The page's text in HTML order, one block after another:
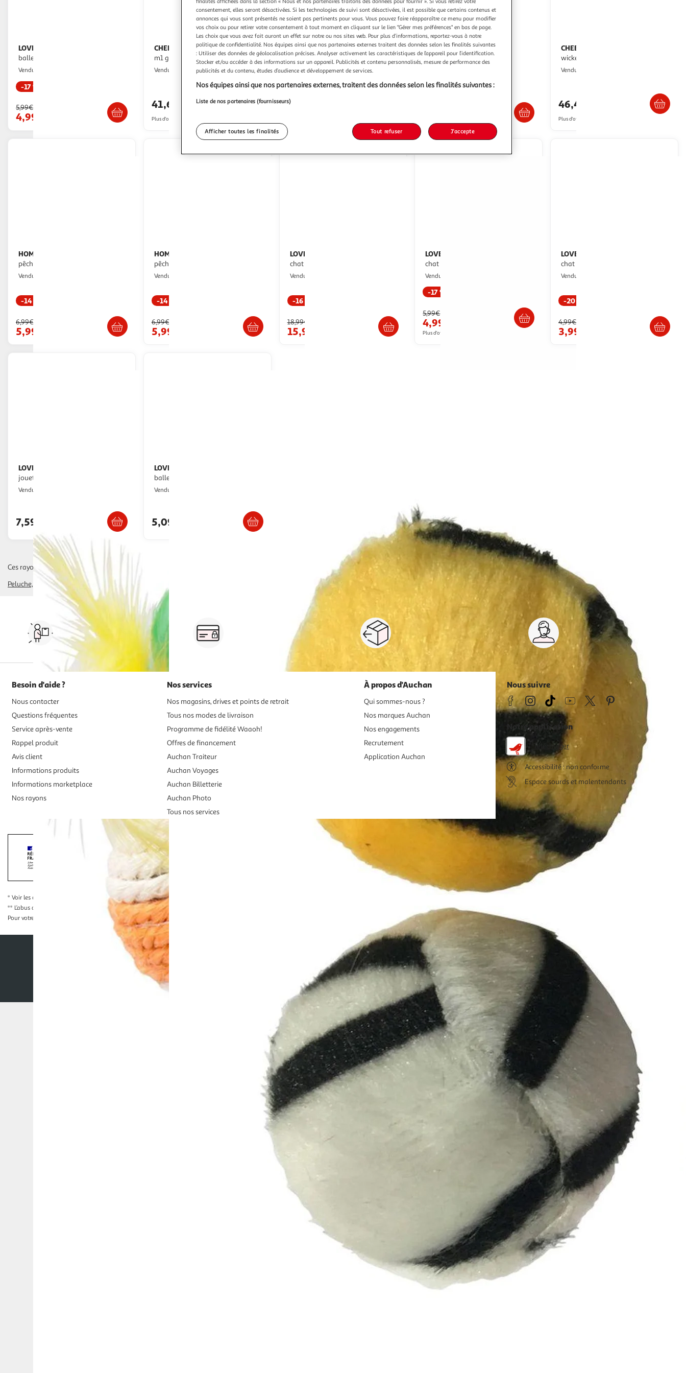
LOVE STORY
Vendu par
-17 %
5,99€
4,99€
CHEERBLE
m1 gray
Vendu par
Livraison dès 1/2 semaines
41,68€
Plus d'offres à partir de
MON AMI LUKITunnel chat 3
entrées avec jouet - GRIS -
60x24CM
Vendu par
LOVE STORYJouet pour chat
balle herbe & carton 13cm naturel
-17 %
CHEERBLE
wicked ball se blue
Vendu par
46,47€
Plus d'offres à partir de
HOMEA
Vendu par
-14 %
6,99€
5,99€
HOMEA
Vendu par
-14 %
6,99€
5,99€
LOVE STORY
Vendu par
-16 %
18,99€
15,99€
LOVE STORY
Vendu par
-17 %
5,99€
4,99€
Plus d'offres à partir de
LOVE STORY
Vendu par
-20 %
4,99€
3,99€
LOVE STORY
jouets pour chat
Vendu par
7,59€
LOVE STORY
balles sonores - diamètre 4 cm
Vendu par
5,09€
Ces rayons pourraient également vous intéresser :
Peluche, Souris laser, plumeau, autres jouets
Vos courses à domicile, en
drive ou click & collect
Paiement sécurisé en ligne
Retour produits : 30 jours
pour changer d’avis
Service client 7j/7
03 59 30 59 30
8h>21h, dimanche 8h30>13h
Besoin d'aide ?
Nous contacter
Questions fréquentes
Service après-vente
Rappel produit
Avis client
Informations produits
Informations marketplace
Nos rayons
Nos services
Nos magasins, drives et points de retrait
Tous nos modes de livraison
Programme de fidélité Waaoh!
Offres de financement
Auchan Traiteur
Auchan Voyages
Auchan Billetterie
Auchan Photo
Tous nos services
À propos d'Auchan
Qui sommes-nous ?
Nos marques Auchan
Nos engagements
Recrutement
Application Auchan
Nous suivre
Notre application
Télécharger
Accessibilité : non conforme
Espace sourds et malentendants
Interdiction de vente de boissons alcooliques aux mineurs de moins de 18 ans
La preuve de majorité de l'acheteur est exigée au moment de la vente en ligne.
* Voir les conditions
** L’abus d’alcool est dangereux pour la santé, à consommer avec modération
Pour votre santé, évitez de grignoter entre les repas.www.mangerbouger.fr
Nos conditions générales Mentions légales Conditions des offres et promotions Gérer mes préférences Politique de confidentialité Informations légales marketplace
Auchan 2026 © Tous droits réservés
consentement, elles seront désactivées. Si les technologies de suivi sont désactivées, il est possible que certains contenus et
annonces qui vous sont présentés ne soient pas pertinents pour vous. Vous pouvez faire réapparaître ce menu pour modifier
vos choix ou pour retirer votre consentement à tout moment en cliquant sur le lien "Gérer mes préférences" en bas de page.
Les choix que vous avez fait auront un effet sur notre ou nos sites web. Pour plus d’informations, reportez-vous à notre
politique de confidentialité. Nos équipes ainsi que nos partenaires externes traitent des données selon les finalités suivantes
: Utiliser des données de géolocalisation précises. Analyser activement les caractéristiques de l’appareil pour l’identification.
Stocker et/ou accéder à des informations sur un appareil. Publicités et contenu personnalisés, mesure de performance des
publicités et du contenu, études d’audience et développement de services.
Nos équipes ainsi que nos partenaires externes, traitent des données selon les finalités suivantes :
Liste de nos partenaires (fournisseurs)
Afficher toutes les finalités Tout refuser J'accepte